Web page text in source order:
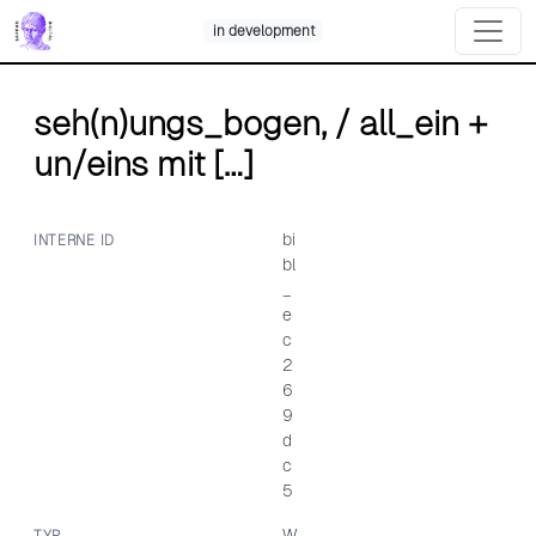
Skip
to
content
in development
seh(n)ungs_bogen, / all_ein +
un/eins mit […]
INTERNE ID
bi
bl
e
c
2
6
9
d
c
5